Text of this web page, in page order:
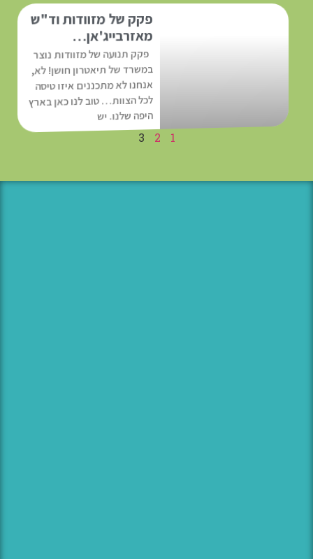
פקק של מזוודות וד"ש
מאזרבייג'אן…
פקק תנועה של מזוודות נוצר
במשרד של תיאטרון חושן! לא,
אנחנו לא מתכננים איזו טיסה
לכל הצוות… טוב לנו כאן בארץ
היפה שלנו. יש
קרא עוד » 1
2
3